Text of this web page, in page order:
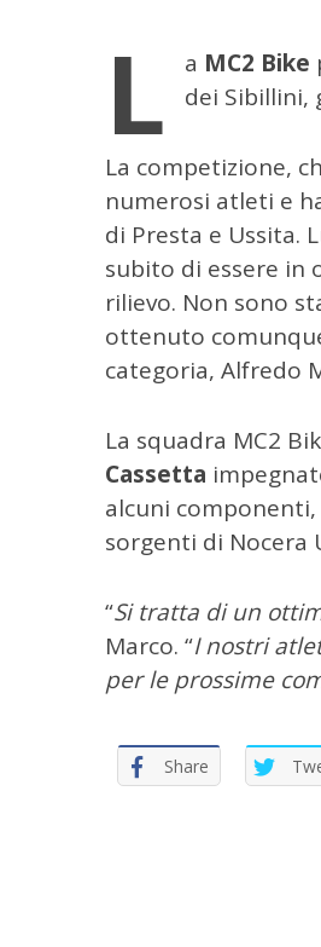
L a MC2 Bike
dei Sibillini,
La competizione,
numerosi atleti e
di Presta e Ussita.
subito di essere in
rilievo. Non sono
ottenuto
categoria, Alfredo
La squadra MC2
Cassetta
alcuni
sorgenti di Nocera
“Si tratta di un
Marco. “I nostri
per le prossime
Share
e
r
c
a
p
e
: